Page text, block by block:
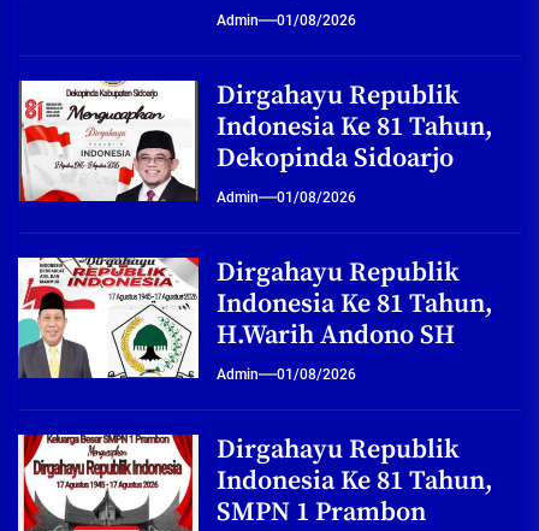
Admin 01/08/2026
Dirgahayu Republik
Indonesia Ke 81 Tahun,
Dekopinda Sidoarjo
Admin 01/08/2026
Dirgahayu Republik
Indonesia Ke 81 Tahun,
H.Warih Andono SH
Admin 01/08/2026
Dirgahayu Republik
Indonesia Ke 81 Tahun,
SMPN 1 Prambon